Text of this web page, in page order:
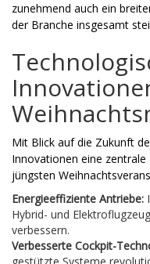
zunehmend auch ein
der Branche insgesamt
Mit Blick auf die Zukunft
Innovationen eine zentrale
jüngsten
Energieeffiziente Antriebe:
Hybrid- und
verbessern.
Verbesserte Cockpit-